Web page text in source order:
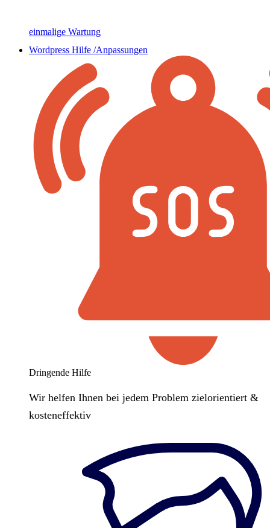
einmalige Wartung
Wordpress Hilfe /Anpassungen
Dringende Hilfe
Wir helfen Ihnen bei jedem Problem zielorientiert &
kosteneffektiv